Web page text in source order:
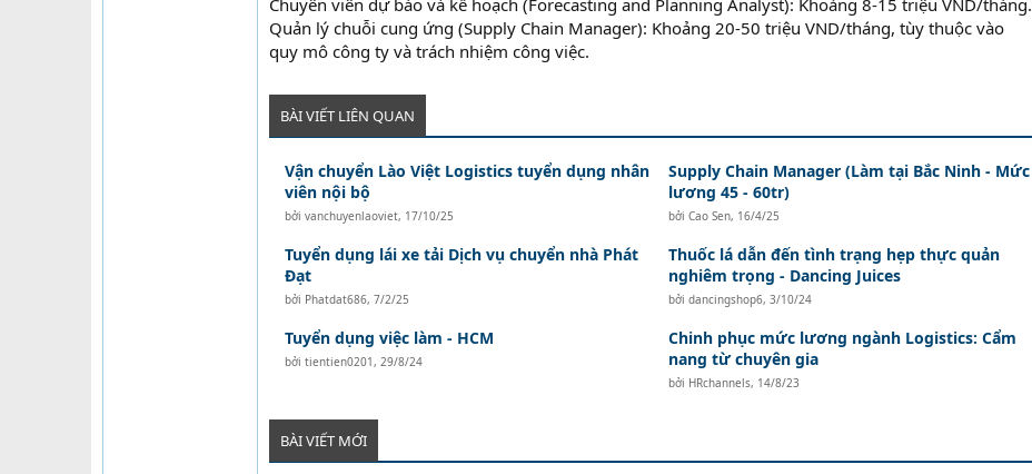
Chuyên viên dự báo và kế hoạch (Forecasting and Planning Analyst): Khoảng 8-15 triệu VND/tháng.
Quản lý chuỗi cung ứng (Supply Chain Manager): Khoảng 20-50 triệu VND/tháng, tùy thuộc vào
quy mô công ty và trách nhiệm công việc.
BÀI VIẾT LIÊN QUAN
Vận chuyển Lào Việt Logistics tuyển dụng nhân
viên nội bộ
bởi vanchuyenlaoviet, 17/10/25
Supply Chain Manager (Làm tại Bắc Ninh - Mức
lương 45 - 60tr)
bởi Cao Sen, 16/4/25
Tuyển dụng lái xe tải Dịch vụ chuyển nhà Phát
Đạt
bởi Phatdat686, 7/2/25
Thuốc lá dẫn đến tình trạng hẹp thực quản
nghiêm trọng - Dancing Juices
bởi dancingshop6, 3/10/24
Tuyển dụng việc làm - HCM
bởi tientien0201, 29/8/24
Chinh phục mức lương ngành Logistics: Cẩm
nang từ chuyên gia
bởi HRchannels, 14/8/23
BÀI VIẾT MỚI